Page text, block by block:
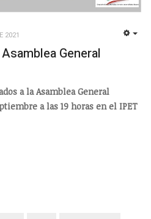
2021
General
a la Asamblea General
a las 19 horas en el IPET